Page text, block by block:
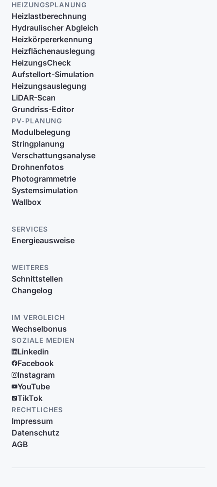
HEIZUNGSPLANUNG
Heizlastberechnung
Hydraulischer Abgleich
Heizkörpererkennung
Heizflächenauslegung
HeizungsCheck
Aufstellort-Simulation
Heizungsauslegung
LiDAR-Scan
Grundriss-Editor
PV-PLANUNG
Modulbelegung
Stringplanung
Verschattungsanalyse
Drohnenfotos
Photogrammetrie
Systemsimulation
Wallbox
SERVICES
Energieausweise
WEITERES
Schnittstellen
Changelog
IM VERGLEICH
Wechselbonus
SOZIALE MEDIEN
Linkedin
Facebook
Instagram
YouTube
TikTok
RECHTLICHES
Impressum
Datenschutz
AGB